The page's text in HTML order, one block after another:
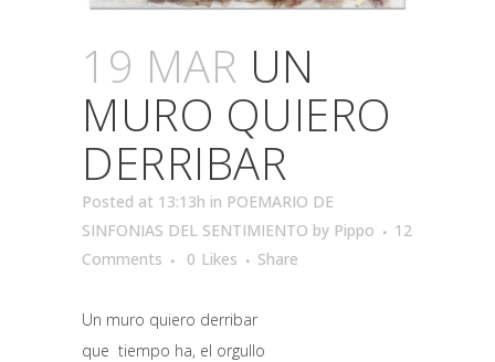
19 MAR UN
MURO QUIERO
DERRIBAR
Posted at 13:13h in POEMARIO DE
SINFONIAS DEL SENTIMIENTO by Pippo
12
Comments
0 Likes Share
Un muro quiero derribar
que tiempo ha, el orgullo